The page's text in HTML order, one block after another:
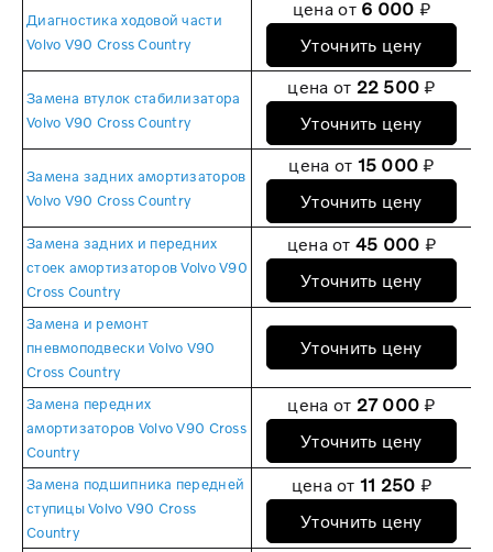
Диагностика ходовой части
Volvo V90 Cross Country
цена от 6 000 ₽
Уточнить цену
Замена втулок стабилизатора
Volvo V90 Cross Country
цена от 22 500 ₽
Уточнить цену
Замена задних амортизаторов
Volvo V90 Cross Country
цена от 15 000 ₽
Уточнить цену
Замена задних и передних
стоек амортизаторов Volvo V90
Cross Country
цена от 45 000 ₽
Уточнить цену
Замена и ремонт
пневмоподвески Volvo V90
Cross Country
Уточнить цену
Замена передних
амортизаторов Volvo V90 Cross
Country
цена от 27 000 ₽
Уточнить цену
Замена подшипника передней
ступицы Volvo V90 Cross
Country
цена от 11 250 ₽
Уточнить цену